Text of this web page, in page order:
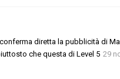
diretta la pubblicità di
che questa di Level 5 29